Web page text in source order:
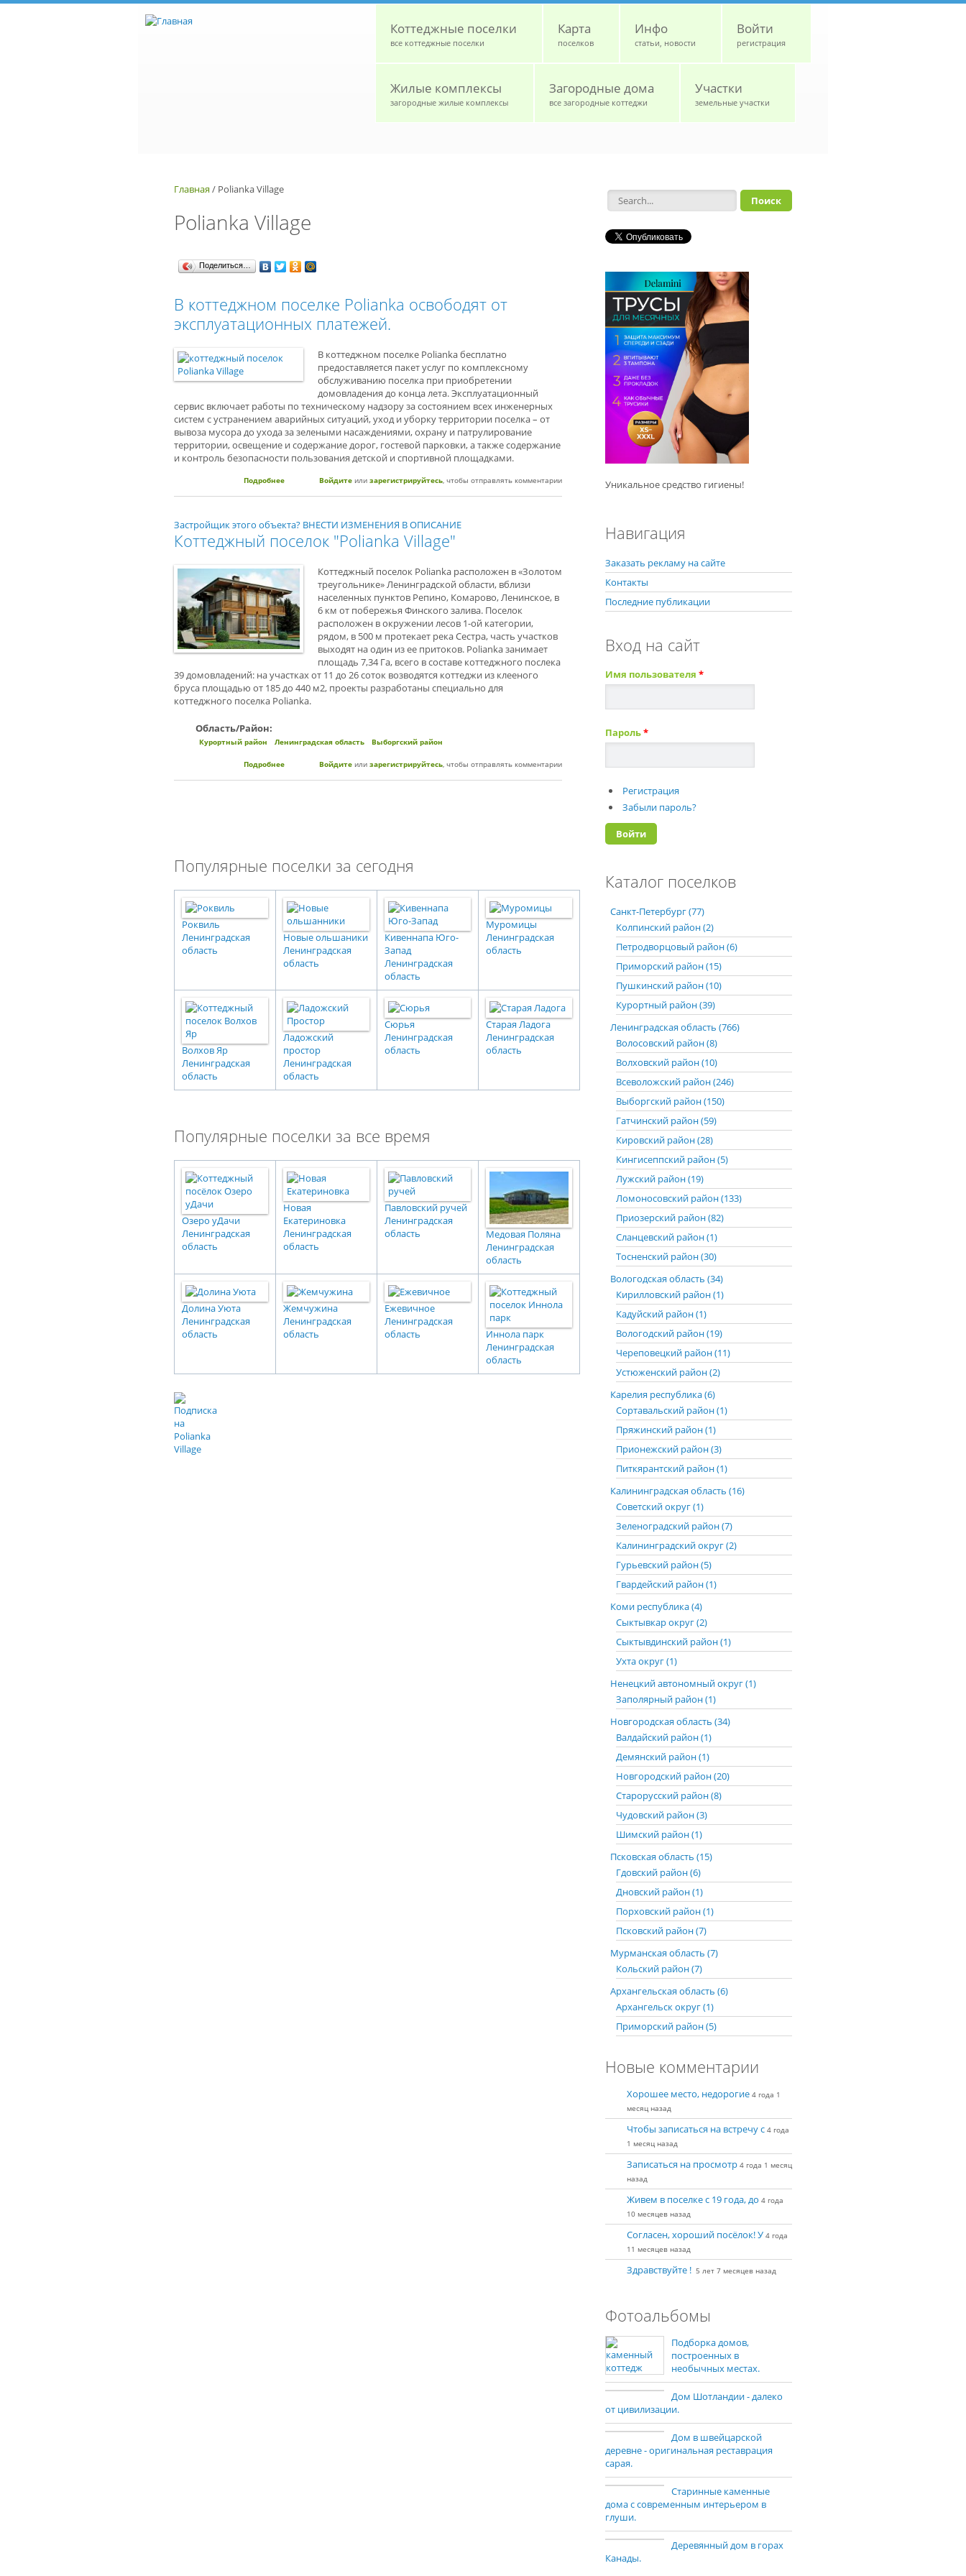
Коттеджные поселки
все коттеджные поселки
Карта
поселков
Инфо
статьи, новости
Войти
регистрация
Жилые комплексы
загородные жилые комплексы
Загородные дома
все загородные коттеджи
Участки
земельные участки
Главная / Polianka Village
Polianka Village
Поделиться…
В коттеджном поселке Polianka освободят от
эксплуатационных платежей.
В коттеджном поселке Polianka бесплатно
предоставляется пакет услуг по комплексному
обслуживанию поселка при приобретении
домовладения до конца лета. Эксплуатационный
сервис включает работы по техническому надзору за состоянием всех инженерных
систем с устранением аварийных ситуаций, уход и уборку территории поселка – от
вывоза мусора до ухода за зелеными насаждениями, охрану и патрулирование
территории, освещение и содержание дорог, гостевой парковки, а также содержание
и контроль безопасности пользования детской и спортивной площадками.
Подробнее о В коттеджном поселке Polianka освободят от эксплуатационных платежей.
Войдите или зарегистрируйтесь, чтобы отправлять комментарии
Застройщик этого объекта? ВНЕСТИ ИЗМЕНЕНИЯ В ОПИСАНИЕ
Коттеджный поселок "Polianka Village"
Коттеджный поселок Polianka расположен в «Золотом
треугольнике» Ленинградской области, вблизи
населенных пунктов Репино, Комарово, Ленинское, в
6 км от побережья Финского залива. Поселок
расположен в окружении лесов 1-ой категории,
рядом, в 500 м протекает река Сестра, часть участков
выходят на один из ее притоков. Polianka занимает
площадь 7,34 Га, всего в составе коттеджного послека
39 домовладений: на участках от 11 до 26 соток возводятся коттеджи из клееного
бруса площадью от 185 до 440 м2, проекты разработаны специально для
коттеджного поселка Polianka.
Область/Район:
Курортный район Ленинградская область Выборгский район
Подробнее о Коттеджный поселок "Polianka Village"
Войдите или зарегистрируйтесь, чтобы отправлять комментарии
Популярные поселки за сегодня
Роквиль
Ленинградская
область
Новые ольшаники
Ленинградская
область
Кивеннапа Юго-
Запад
Ленинградская
область
Муромицы
Ленинградская
область
Волхов Яр
Ленинградская
область
Ладожский
простор
Ленинградская
область
Сюрья
Ленинградская
область
Старая Ладога
Ленинградская
область
Популярные поселки за все время
Озеро уДачи
Ленинградская
область
Новая
Екатериновка
Ленинградская
область
Павловский ручей
Ленинградская
область
Медовая Поляна
Ленинградская
область
Долина Уюта
Ленинградская
область
Жемчужина
Ленинградская
область
Ежевичное
Ленинградская
область
Иннола парк
Ленинградская
область
Форма поиска
Уникальное средство гигиены!
Навигация
Заказать рекламу на сайте
Контакты
Последние публикации
Вход на сайт
Имя пользователя *
Пароль*
Регистрация
Забыли пароль?
Каталог поселков
Санкт-Петербург (77)
Колпинский район (2)
Петродворцовый район (6)
Приморский район (15)
Пушкинский район (10)
Курортный район (39)
Ленинградская область (766)
Волосовский район (8)
Волховский район (10)
Всеволожский район (246)
Выборгский район (150)
Гатчинский район (59)
Кировский район (28)
Кингисеппский район (5)
Лужский район (19)
Ломоносовский район (133)
Приозерский район (82)
Сланцевский район (1)
Тосненский район (30)
Вологодская область (34)
Кирилловский район (1)
Кадуйский район (1)
Вологодский район (19)
Череповецкий район (11)
Устюженский район (2)
Карелия республика (6)
Сортавальский район (1)
Пряжинский район (1)
Прионежский район (3)
Питкярантский район (1)
Калининградская область (16)
Советский округ (1)
Зеленоградский район (7)
Калининградский округ (2)
Гурьевский район (5)
Гвардейский район (1)
Коми республика (4)
Сыктывкар округ (2)
Сыктывдинский район (1)
Ухта округ (1)
Ненецкий автономный округ (1)
Заполярный район (1)
Новгородская область (34)
Валдайский район (1)
Демянский район (1)
Новгородский район (20)
Старорусский район (8)
Чудовский район (3)
Шимский район (1)
Псковская область (15)
Гдовский район (6)
Дновский район (1)
Порховский район (1)
Псковский район (7)
Мурманская область (7)
Кольский район (7)
Архангельская область (6)
Архангельск округ (1)
Приморский район (5)
Новые комментарии
Хорошее место, недорогие 4 года 1
месяц назад
Чтобы записаться на встречу с 4 года
1 месяц назад
Записаться на просмотр 4 года 1 месяц
назад
Живем в поселке с 19 года, до 4 года
10 месяцев назад
Согласен, хороший посёлок! У 4 года
11 месяцев назад
Здравствуйте ! 5 лет 7 месяцев назад
Фотоальбомы
Подборка домов,
построенных в
необычных местах.
Дом Шотландии - далеко
от цивилизации.
Дом в швейцарской
деревне - оригинальная реставрация
сарая.
Старинные каменные
дома с современным интерьером в
глуши.
Деревянный дом в горах
Канады.